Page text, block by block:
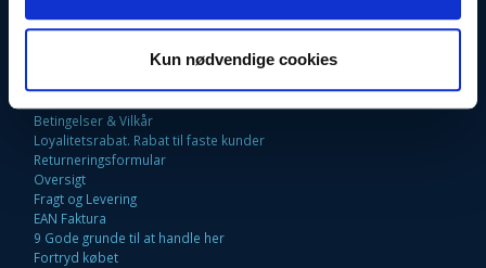
Kun nødvendige cookies
INFORMATIONER
Betingelser & Vilkår
Loyalitetsrabat. Rabat til faste kunder
Returneringsformular
Oversigt
Fragt og Levering
EAN Faktura
9 Gode grunde til at handle her
Fortryd købet